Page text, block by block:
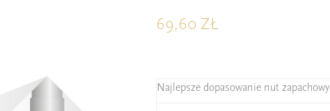
69,60 ZŁ
Najlepsze dopasowanie nut